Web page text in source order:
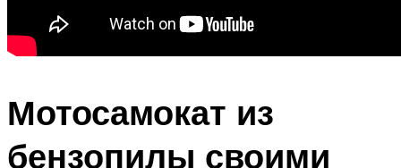
Мотосамокат из
бензопилы своими